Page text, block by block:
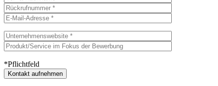
*Pflichtfeld